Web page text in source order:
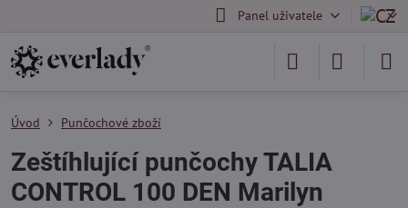
Panel uživatele
Úvod Punčochové zboží
Zeštíhlující punčochy TALIA
CONTROL 100 DEN Marilyn